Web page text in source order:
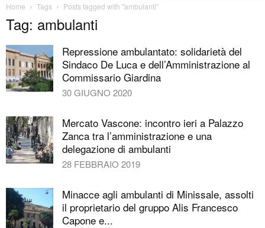
Home Tags Posts tagged with "ambulanti"
Tag: ambulanti
Repressione ambulantato: solidarietà del
Sindaco De Luca e dell’Amministrazione al
Commissario Giardina
30 GIUGNO 2020
Mercato Vascone: incontro ieri a Palazzo
Zanca tra l’amministrazione e una
delegazione di ambulanti
28 FEBBRAIO 2019
Minacce agli ambulanti di Minissale, assolti
il proprietario del gruppo Alis Francesco
Capone e...